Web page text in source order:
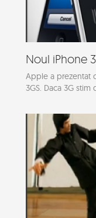
Noul iPhone
Apple a prezentat
3GS. Daca 3G